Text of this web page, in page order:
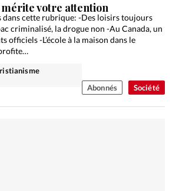
Société
votre attention
dans cette rubrique: -Des loisirs toujours
criminalisé, la drogue non -Au Canada, un
officiels -L’école à la maison dans le
Abonnés